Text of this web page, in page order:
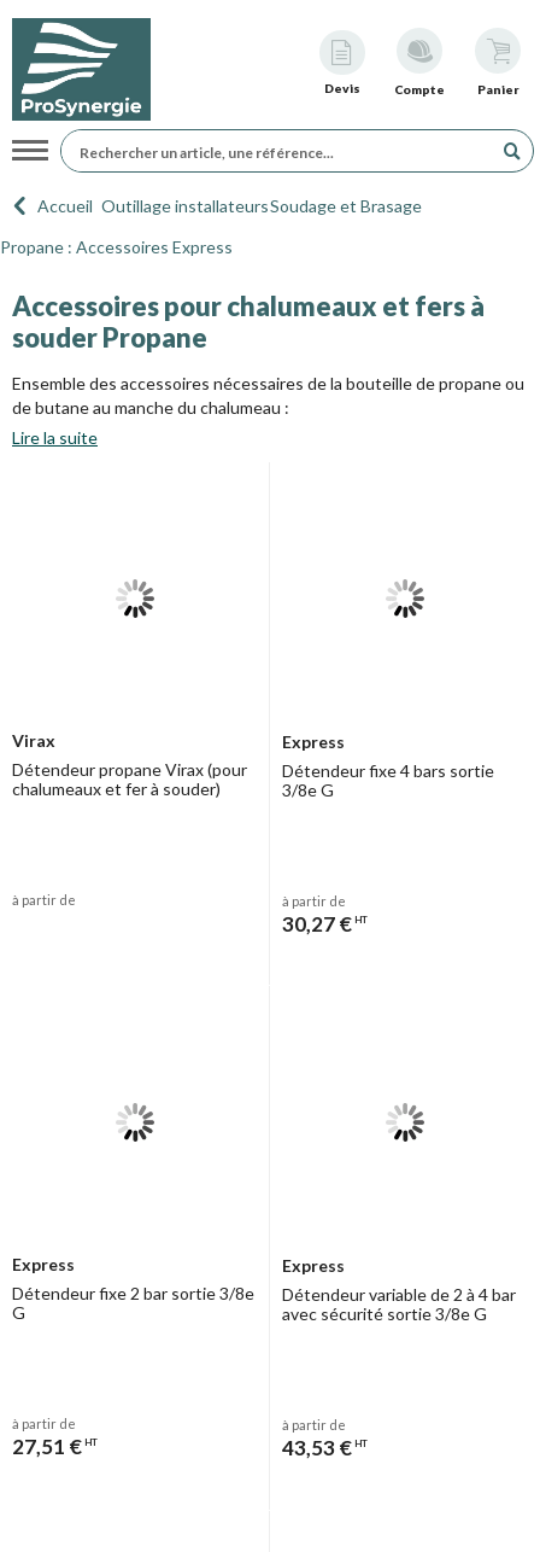
Devis Compte Panier
Navigation
Accueil Outillage installateursSoudage et Brasage
Propane : Accessoires Express
Accessoires pour chalumeaux et fers à
souder Propane
Ensemble des accessoires nécessaires de la bouteille de propane ou
de butane au manche du chalumeau :
- raccords bouteille (Standard,
Lire la suite
Virax
Détendeur propane Virax (pour
chalumeaux et fer à souder)
à partir de
Express
Détendeur fixe 4 bars sortie
3/8e G
à partir de
30,27 € HT
Express
Détendeur fixe 2 bar sortie 3/8e
G
à partir de
27,51 € HT
Express
Détendeur variable de 2 à 4 bar
avec sécurité sortie 3/8e G
à partir de
43,53 € HT